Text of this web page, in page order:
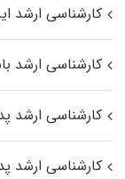
کارشناسی ارشد
کارشناسی ارشد
کارشناسی ارشد
کارشناسی ارشد